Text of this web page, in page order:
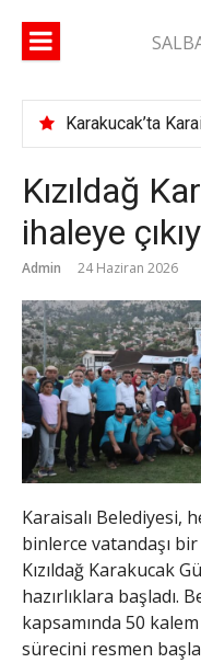
Kızıldağ
ihaleye
Admin 24 Haziran 2026
Karaisalı Belediyesi,
binlerce vatandaşı
Kızıldağ Karakucak
hazırlıklara başladı.
kapsamında 50
sürecini resmen